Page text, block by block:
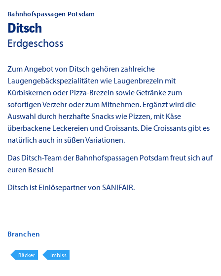
Bahnhofspassagen Potsdam
Ditsch
Erdgeschoss
Zum Angebot von Ditsch gehören zahlreiche
Laugengebäckspezialitäten wie Laugenbrezeln mit
Kürbiskernen oder Pizza-Brezeln sowie Getränke zum
sofortigen Verzehr oder zum Mitnehmen. Ergänzt wird die
Auswahl durch herzhafte Snacks wie Pizzen, mit Käse
überbackene Leckereien und Croissants. Die Croissants gibt es
natürlich auch in süßen Variationen.
Das Ditsch-Team der Bahnhofspassagen Potsdam freut sich auf
euren Besuch!
Ditsch ist Einlösepartner von SANIFAIR.
Branchen
Bäcker Imbiss